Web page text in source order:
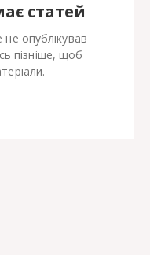
статей
опублікував
пізніше, щоб